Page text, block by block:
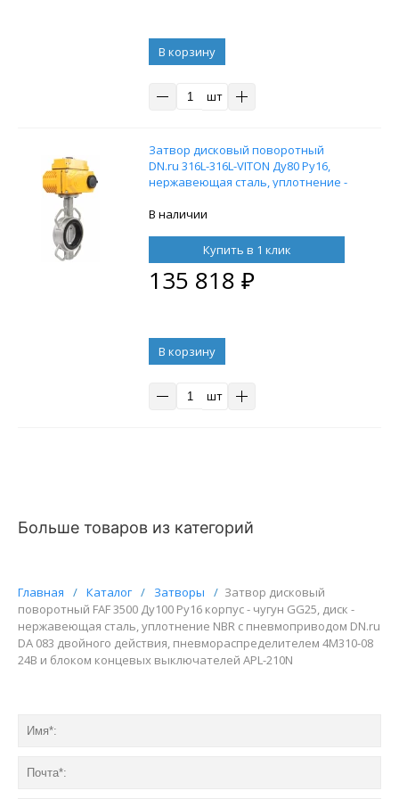
В корзину
шт
Затвор дисковый поворотный
DN.ru 316L-316L-VITON Ду80 Ру16,
нержавеющая сталь, уплотнение -
220В
В наличии
Купить в 1 клик
135 818 ₽
В корзину
шт
Больше товаров из категорий
Главная / Каталог / Затворы / Затвор дисковый
поворотный FAF 3500 Ду100 Ру16 корпус - чугун GG25, диск -
нержавеющая сталь, уплотнение NBR с пневмоприводом DN.ru
DA 083 двойного действия, пневмораспределителем 4M310-08
24В и блоком концевых выключателей APL-210N